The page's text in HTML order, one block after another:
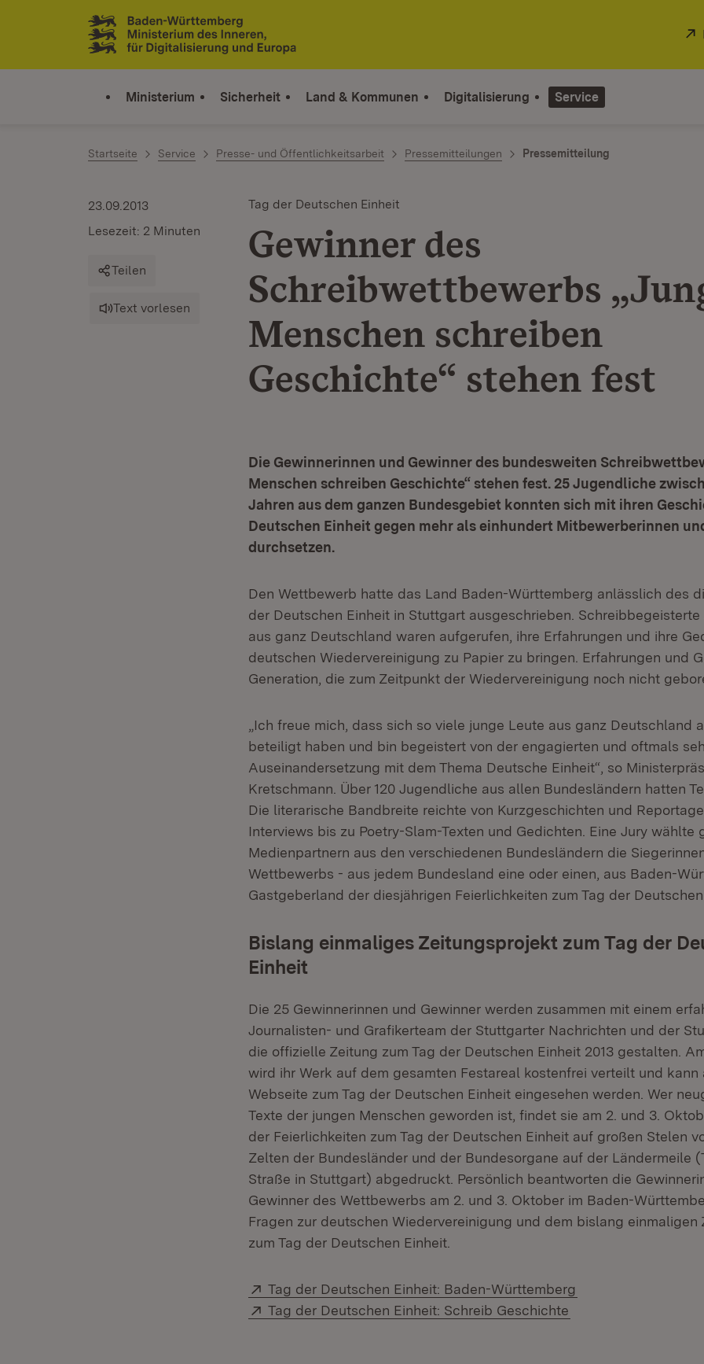
Zum Inhalt springen
Link zur Startseite
Ministerium Sicherheit Land & Kommunen Digitalisierung Service
Startseite Service Presse- und Öffentlichkeitsarbeit Pressemitteilungen Pressemitteilung
Tag der Deutschen Einheit
Gewinner des
Schreibwettbewerbs
Menschen schreiben
Geschichte“ stehen fest
23.09.2013
Lesezeit: 2 Minuten
Teilen
Text vorlesen
Die Gewinnerinnen und Gewinner des bundesweiten
Menschen schreiben Geschichte“ stehen fest. 25 Jugendliche
Jahren aus dem ganzen Bundesgebiet konnten sich mit ihren
Deutschen Einheit gegen mehr als einhundert Mitbewerberinnen
durchsetzen.
Den Wettbewerb hatte das Land Baden-Württemberg anlässlich des
der Deutschen Einheit in Stuttgart ausgeschrieben.
aus ganz Deutschland waren aufgerufen, ihre Erfahrungen und ihre
deutschen Wiedervereinigung zu Papier zu bringen. Erfahrungen und
Generation, die zum Zeitpunkt der Wiedervereinigung noch nicht
„Ich freue mich, dass sich so viele junge Leute aus ganz Deutschland
beteiligt haben und bin begeistert von der engagierten und oftmals
Auseinandersetzung mit dem Thema Deutsche Einheit“, so
Kretschmann. Über 120 Jugendliche aus allen Bundesländern hatten
Die literarische Bandbreite reichte von Kurzgeschichten und
Interviews bis zu Poetry-Slam-Texten und Gedichten. Eine Jury wählte
Medienpartnern aus den verschiedenen Bundesländern die
Wettbewerbs - aus jedem Bundesland eine oder einen, aus Baden-
Gastgeberland der diesjährigen Feierlichkeiten zum Tag der Deutschen
Bislang einmaliges Zeitungsprojekt zum Tag der
Einheit
Die 25 Gewinnerinnen und Gewinner werden zusammen mit einem
Journalisten- und Grafikerteam der Stuttgarter Nachrichten und der
die offizielle Zeitung zum Tag der Deutschen Einheit 2013 gestalten.
wird ihr Werk auf dem gesamten Festareal kostenfrei verteilt und kann
Webseite zum Tag der Deutschen Einheit eingesehen werden. Wer
Texte der jungen Menschen geworden ist, findet sie am 2. und 3.
der Feierlichkeiten zum Tag der Deutschen Einheit auf großen Stelen
Zelten der Bundesländer und der Bundesorgane auf der Ländermeile
Straße in Stuttgart) abgedruckt. Persönlich beantworten die
Gewinner des Wettbewerbs am 2. und 3. Oktober im Baden-
Fragen zur deutschen Wiedervereinigung und dem bislang einmaligen
zum Tag der Deutschen Einheit.
Extern:
Tag der Deutschen Einheit: Baden-Württemberg
Extern:
Tag der Deutschen Einheit: Schreib Geschichte